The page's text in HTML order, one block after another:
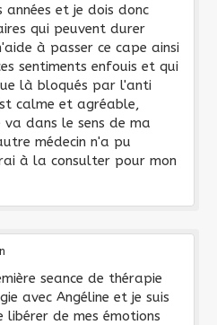
années et je dois donc
qui peuvent durer
à passer ce cape ainsi
sentiments enfouis et qui
là bloqués par l'anti
calme et agréable,
dans le sens de ma
médecin n'a pu
à la consulter pour mon
seance de thérapie
avec Angéline et je suis
de mes émotions